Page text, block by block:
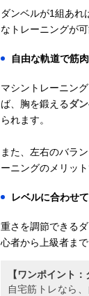
ダンベルが1組あれ
なトレーニングが可
自由な軌道で筋
マシントレーニン
ば、胸を鍛えるダ
られます。
また、左右のバラ
ーニングのメリット
レベルに合わせ
重さを調節できる
心者から上級者ま
【ワンポイント
自宅筋トレなら